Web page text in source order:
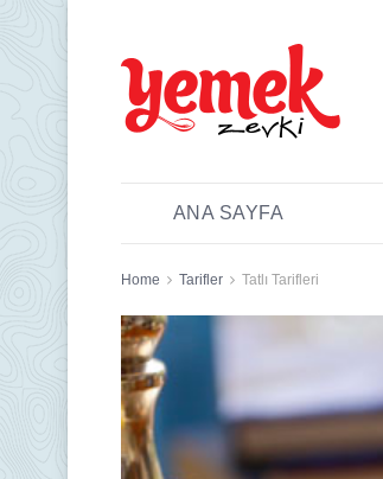
ANA SAYFA
Home Tarifler Tatlı Tarifleri